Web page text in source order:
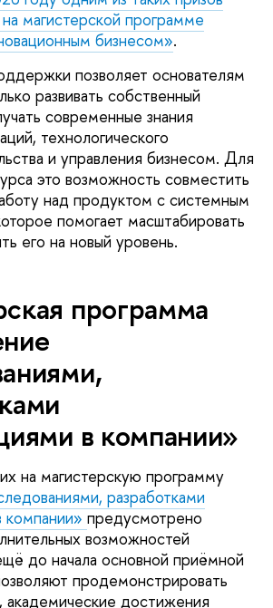
магистерской программе
бизнесом».
позволяет основателям
развивать собственный
современные знания
технологического
и управления бизнесом. Для
это возможность совместить
над продуктом с системным
помогает масштабировать
его на новый уровень.
программа
в компании»
на магистерскую программу
разработками
компании» предусмотрено
возможностей
до начала основной приёмной
продемонстрировать
академические достижения